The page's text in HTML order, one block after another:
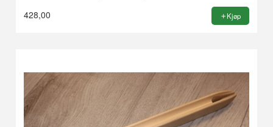
428,00 Kjøp